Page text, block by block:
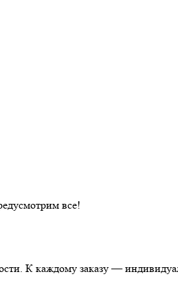
все!
К каждому заказу —